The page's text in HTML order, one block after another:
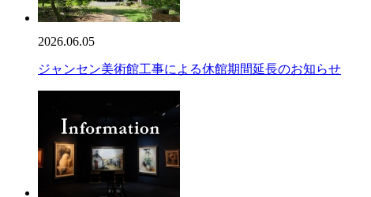
2026.06.05
ジャンセン美術館工事による休館期間延長のお知らせ